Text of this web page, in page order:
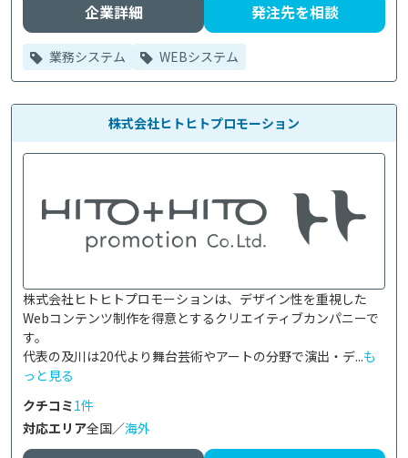
企業詳細 発注先を相談
業務システム WEBシステム
株式会社ヒトヒトプロモーション
株式会社ヒトヒトプロモーションは、デザイン性を重視した
Webコンテンツ制作を得意とするクリエイティブカンパニーで
す。
代表の及川は20代より舞台芸術やアートの分野で演出・デ...も
っと見る
クチコミ1件
対応エリア全国／海外